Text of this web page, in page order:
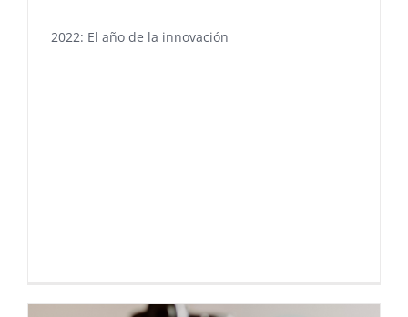
2022: El año de la innovación